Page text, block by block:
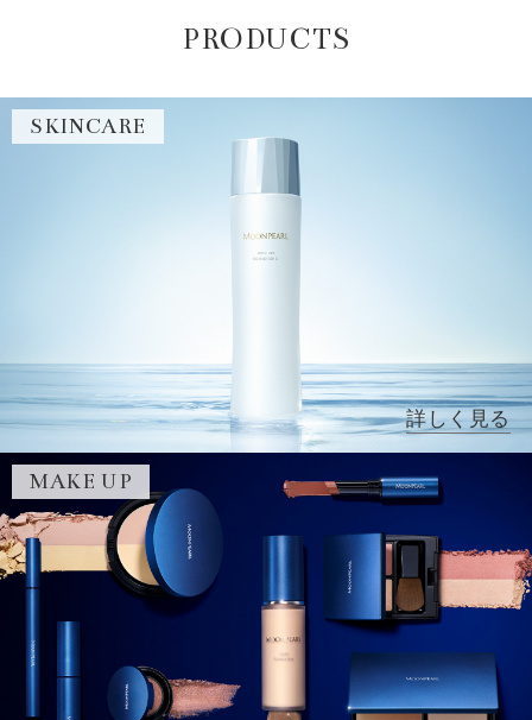
PRODUCTS
SKINCARE
詳しく見る
MAKE UP